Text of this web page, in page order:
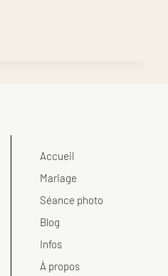
Accueil
Mariage
Séance photo
Blog
Infos
À propos